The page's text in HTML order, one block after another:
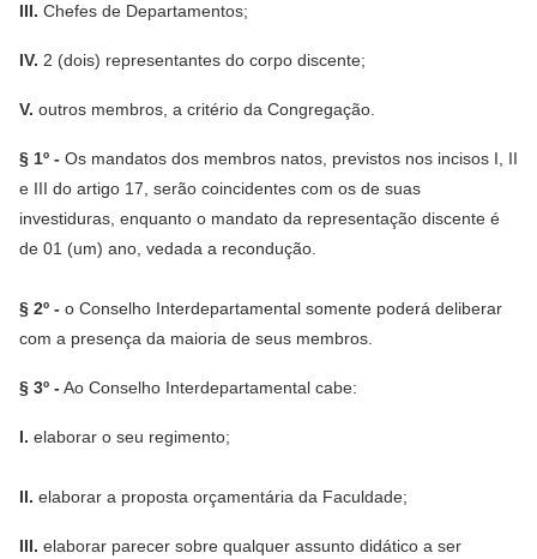
III. Chefes de Departamentos;
IV. 2 (dois) representantes do corpo discente;
V. outros membros, a critério da Congregação.
§ 1º - Os mandatos dos membros natos, previstos nos incisos I, II
e III do artigo 17, serão coincidentes com os de suas
investiduras, enquanto o mandato da representação discente é
de 01 (um) ano, vedada a recondução.
§ 2º - o Conselho Interdepartamental somente poderá deliberar
com a presença da maioria de seus membros.
§ 3º - Ao Conselho Interdepartamental cabe:
I. elaborar o seu regimento;
II. elaborar a proposta orçamentária da Faculdade;
III. elaborar parecer sobre qualquer assunto didático a ser